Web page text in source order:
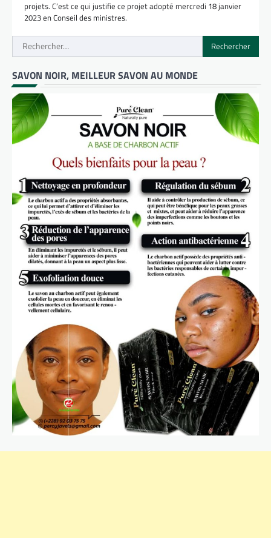
projets. C’est ce qui justifie ce projet adopté mercredi 18 janvier
2023 en Conseil des ministres.
Rechercher :
SAVON NOIR, MEILLEUR SAVON AU MONDE